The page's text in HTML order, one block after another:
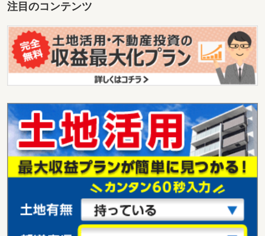
注目のコンテンツ